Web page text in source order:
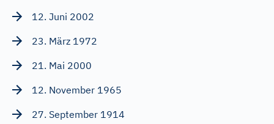
12. Juni 2002
23. März 1972
21. Mai 2000
12. November 1965
27. September 1914